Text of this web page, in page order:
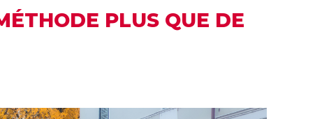
PLUS QUE DE